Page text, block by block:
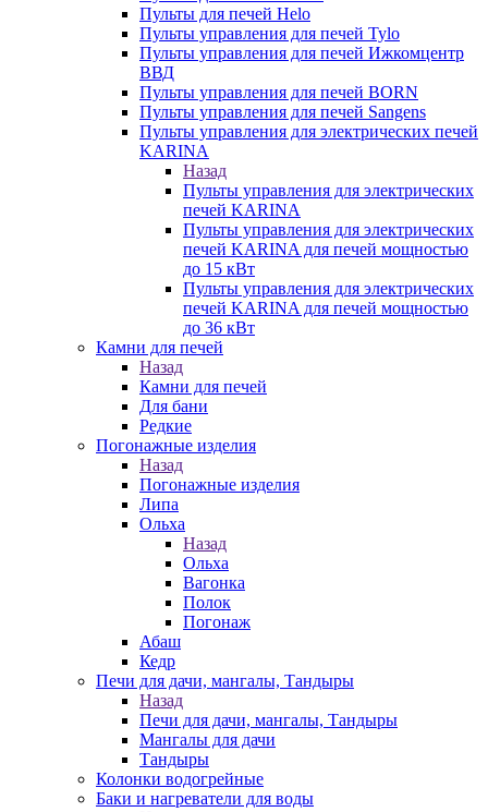
Пульты для печей Helo
Пульты управления для печей Tylo
Пульты управления для печей Ижкомцентр
ВВД
Пульты управления для печей BORN
Пульты управления для печей Sangens
Пульты управления для электрических печей
KARINA
Назад
Пульты управления для электрических
печей KARINA
Пульты управления для электрических
печей KARINA для печей мощностью
до 15 кВт
Пульты управления для электрических
печей KARINA для печей мощностью
до 36 кВт
Камни для печей
Назад
Камни для печей
Для бани
Редкие
Погонажные изделия
Назад
Погонажные изделия
Липа
Ольха
Назад
Ольха
Вагонка
Полок
Погонаж
Абаш
Кедр
Печи для дачи, мангалы, Тандыры
Назад
Печи для дачи, мангалы, Тандыры
Мангалы для дачи
Тандыры
Колонки водогрейные
Баки и нагреватели для воды